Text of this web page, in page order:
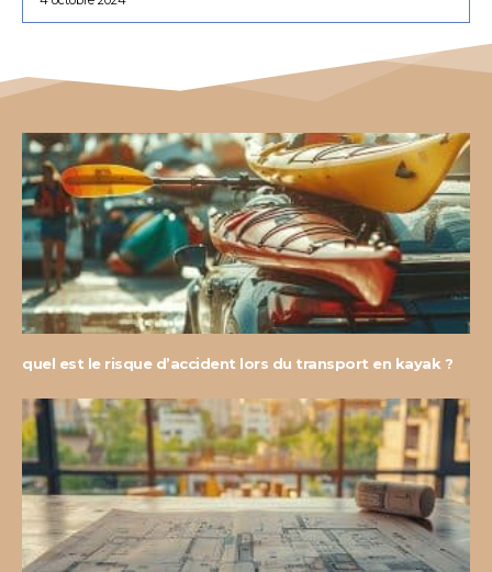
quel est le risque d’accident lors du transport en kayak ?